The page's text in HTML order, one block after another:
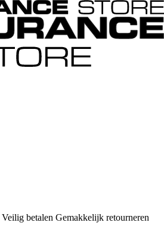
Veilig betalen Gemakkelijk retourneren